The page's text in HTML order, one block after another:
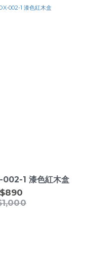
002-1 漆色紅木盒